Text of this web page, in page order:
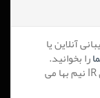
را بخوانید.
2-مصرف اینترنت برای خرید قانونی از سرورهای IR نیم بها می